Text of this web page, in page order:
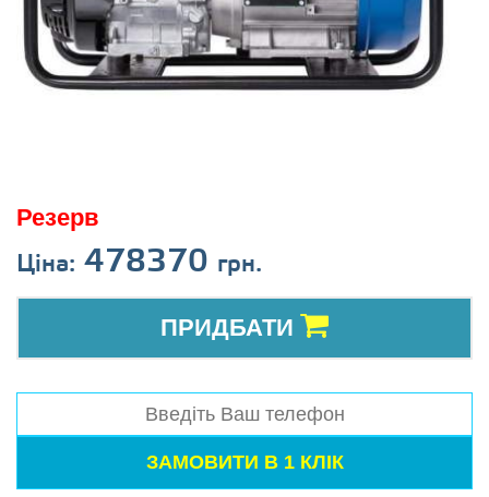
Резерв
Ціна: 478370 грн.
ПРИДБАТИ